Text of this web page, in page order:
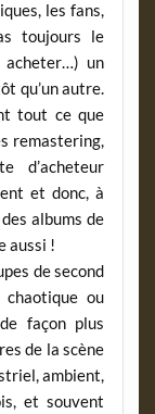
les fans,
toujours le
un
qu’un autre.
tout ce que
remastering,
d’acheteur
et donc, à
albums de
aussi !
de second
ou
façon plus
de la scène
ambient,
et souvent